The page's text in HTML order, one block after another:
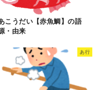
こうだい【赤魚鯛】の語
・由来
あ行